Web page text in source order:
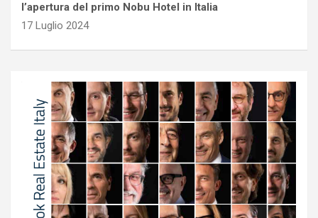
l’apertura del primo Nobu Hotel in Italia
17 Luglio 2024